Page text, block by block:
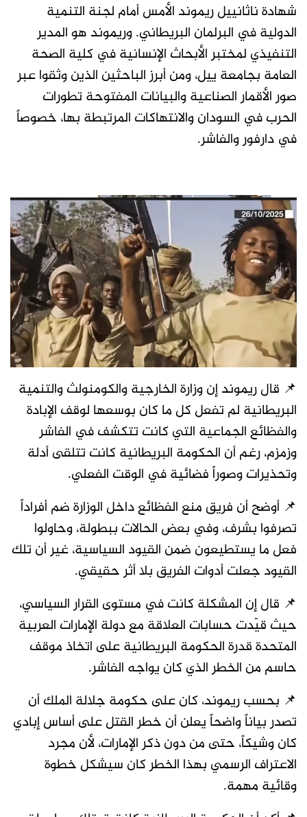
شهادة ناثانييل ريموند الأمس أمام لجنة التنمية
الدولية في البرلمان البريطاني. وريموند هو المدير
التنفيذي لمختبر الأبحاث الإنسانية في كلية الصحة
العامة بجامعة ييل، ومن أبرز الباحثين الذين وثقوا عبر
صور الأقمار الصناعية والبيانات المفتوحة تطورات
الحرب في السودان والانتهاكات المرتبطة بها، خصوصاً
في دارفور والفاشر.
📌 قال ريموند إن وزارة الخارجية والكومنولث والتنمية
البريطانية لم تفعل كل ما كان بوسعها لوقف الإبادة
والفظائع الجماعية التي كانت تتكشف في الفاشر
وزمزم، رغم أن الحكومة البريطانية كانت تتلقى أدلة
وتحذيرات وصوراً فضائية في الوقت الفعلي.
📌 أوضح أن فريق منع الفظائع داخل الوزارة ضم أفراداً
تصرفوا بشرف، وفي بعض الحالات ببطولة، وحاولوا
فعل ما يستطيعون ضمن القيود السياسية، غير أن تلك
القيود جعلت أدوات الفريق بلا أثر حقيقي.
📌 قال إن المشكلة كانت في مستوى القرار السياسي،
حيث قيّدت حسابات العلاقة مع دولة الإمارات العربية
المتحدة قدرة الحكومة البريطانية على اتخاذ موقف
حاسم من الخطر الذي كان يواجه الفاشر.
📌 بحسب ريموند، كان على حكومة جلالة الملك أن
تصدر بياناً واضحاً يعلن أن خطر القتل على أساس إبادي
كان وشيكاً، حتى من دون ذكر الإمارات، لأن مجرد
الاعتراف الرسمي بهذا الخطر كان سيشكل خطوة
وقائية مهمة.